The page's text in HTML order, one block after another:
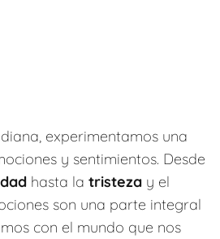
experimentamos una
y sentimientos. Desde
hasta la tristeza y el
son una parte integral
con el mundo que nos